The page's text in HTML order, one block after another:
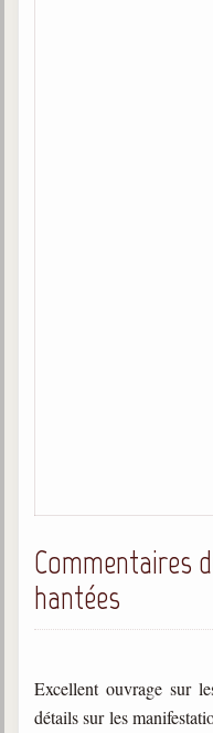
Commentaires
hantées
Excellent ouvrage sur
détails sur les